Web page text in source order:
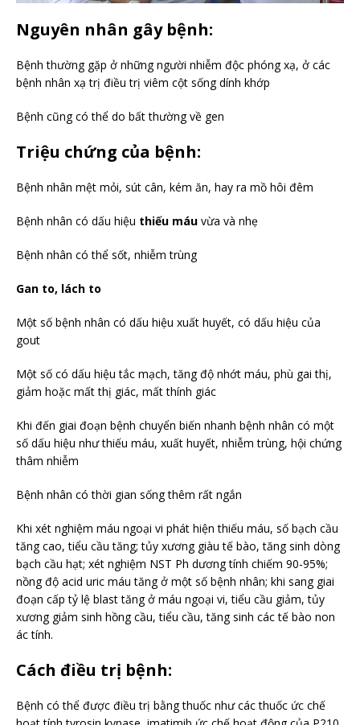
Nguyên nhân gây bệnh:
Bệnh thường gặp ở những người nhiễm độc phóng xạ, ở các
bệnh nhân xạ trị điều trị viêm cột sống dính khớp
Bệnh cũng có thể do bất thường về gen
Triệu chứng của bệnh:
Bệnh nhân mệt mỏi, sút cân, kém ăn, hay ra mồ hôi đêm
Bệnh nhân có dấu hiệu thiếu máu vừa và nhẹ
Bệnh nhân có thể sốt, nhiễm trùng
Gan to, lách to
Một số bệnh nhân có dấu hiệu xuất huyết, có dấu hiệu của
gout
Một số có dấu hiệu tắc mạch, tăng độ nhớt máu, phù gai thị,
giảm hoặc mất thị giác, mất thính giác
Khi đến giai đoạn bệnh chuyển biến nhanh bệnh nhân có một
số dấu hiệu như thiếu máu, xuất huyết, nhiễm trùng, hội chứng
thâm nhiễm
Bệnh nhân có thời gian sống thêm rất ngắn
Khi xét nghiệm máu ngoại vi phát hiện thiếu máu, số bạch cầu
tăng cao, tiểu cầu tăng; tủy xương giàu tế bào, tăng sinh dòng
bạch cầu hạt; xét nghiệm NST Ph dương tính chiếm 90-95%;
nồng độ acid uric máu tăng ở một số bệnh nhân; khi sang giai
đoạn cấp tỷ lệ blast tăng ở máu ngoại vi, tiểu cầu giảm, tủy
xương giảm sinh hồng cầu, tiểu cầu, tăng sinh các tế bào non
ác tính.
Cách điều trị bệnh:
Bệnh có thể được điều trị bằng thuốc như các thuốc ức chế